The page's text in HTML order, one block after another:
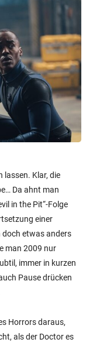
lassen. Klar, die
Da ahnt man
in the Pit“-Folge
einer
doch etwas anders
man 2009 nur
immer in kurzen
Pause drücken
Horrors daraus,
als der Doctor es